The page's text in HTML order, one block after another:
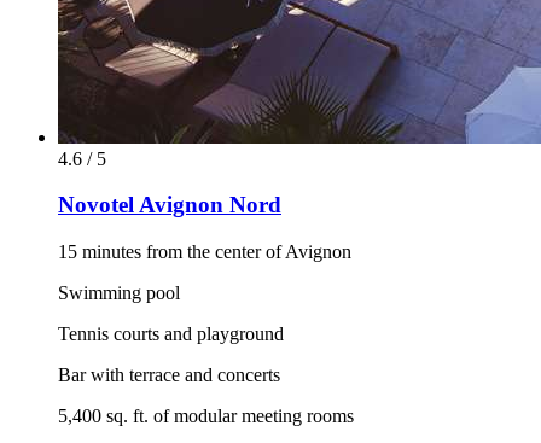
4.6 / 5
Novotel Avignon Nord
15 minutes from the center of Avignon
Swimming pool
Tennis courts and playground
Bar with terrace and concerts
5,400 sq. ft. of modular meeting rooms